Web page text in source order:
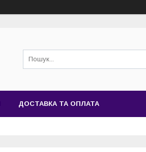
ДОСТАВКА ТА ОПЛАТА